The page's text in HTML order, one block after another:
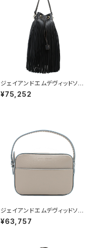
ジェイアンドエムデヴィッドソン
J&M DAVIDSON ショルダーバ
ッグ LFRG-0XX-SCNP-999
¥75,252
ジェイアンドエムデヴィッドソン
J&M DAVIDSON ショルダーバ
ッグ 2WAY LHMP-1XX-SCXX
¥63,757